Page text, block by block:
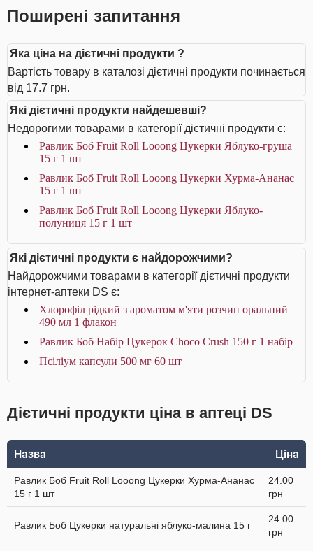
Поширені запитання
Яка ціна на дієтичні продукти ?
Вартість товару в каталозі дієтичні продукти починається
від 17.7 грн.
Які дієтичні продукти найдешевші?
Недорогими товарами в категорії дієтичні продукти є:
Равлик Боб Fruit Roll Looong Цукерки Яблуко-груша
15 г 1 шт
Равлик Боб Fruit Roll Looong Цукерки Хурма-Ананас
15 г 1 шт
Равлик Боб Fruit Roll Looong Цукерки Яблуко-
полуниця 15 г 1 шт
Які дієтичні продукти є найдорожчими?
Найдорожчими товарами в категорії дієтичні продукти
інтернет-аптеки DS є:
Хлорофіл рідкий з ароматом м'яти розчин оральний
490 мл 1 флакон
Равлик Боб Набір Цукерок Choco Crush 150 г 1 набір
Псіліум капсули 500 мг 60 шт
Дієтичні продукти ціна в аптеці DS
Назва Ціна
Равлик Боб Fruit Roll Looong Цукерки Хурма-Ананас
15 г 1 шт
24.00
грн
Равлик Боб Цукерки натуральні яблуко-малина 15 г
24.00
грн